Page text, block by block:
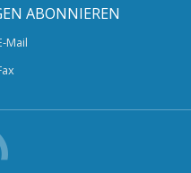
ABONNIEREN
Mail